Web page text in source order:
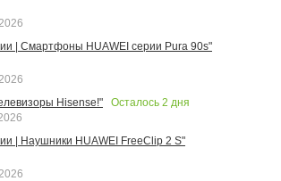
| Смартфоны HUAWEI серии Pura 90s"
Hisense!"
Осталось 2 дня
| Наушники HUAWEI FreeClip 2 S"